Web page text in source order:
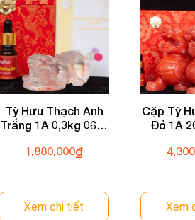
Tỳ Hưu Thạch Anh
Trắng 1A 0,3kg 064-
1.880.000₫
Xem chi tiết
Cặp Tỳ
Đỏ 1A
Xem